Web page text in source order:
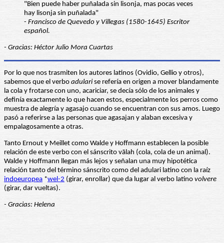
"Bien puede haber puñalada sin lisonja, mas pocas veces
hay lisonja sin puñalada"
- Francisco de Quevedo y Villegas (1580-1645) Escritor
español.
- Gracias: Héctor Julio Mora Cuartas
Por lo que nos trasmiten los autores latinos (Ovidio, Gellio y otros),
sabemos que el verbo adulari se refería en origen a mover blandamente
la cola y frotarse con uno, acariciar, se decía sólo de los animales y
definía exactamente lo que hacen estos, especialmente los perros como
muestra de alegría y agasajo cuando se encuentran con sus amos. Luego
pasó a referirse a las personas que agasajan y alaban excesiva y
empalagosamente a otras.
Tanto Ernout y Meillet como Walde y Hoffmann establecen la posible
relación de este verbo con el sánscrito vālah (cola, cola de un animal).
Walde y Hoffmann llegan más lejos y señalan una muy hipotética
relación tanto del término sánscrito como del adulari latino con la raíz
indoeuropea *wel-2 (girar, enrollar) que da lugar al verbo latino volvere
(girar, dar vueltas).
- Gracias: Helena